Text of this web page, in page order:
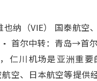
纳（VIE） 国泰航空
首尔中转：青岛→首
仁川机场是亚洲重
空、日本航空等提